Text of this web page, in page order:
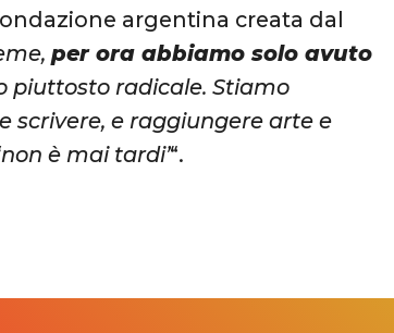
argentina creata dal
per ora abbiamo solo avuto
piuttosto radicale. Stiamo
scrivere, e raggiungere arte e
è mai tardi’“.